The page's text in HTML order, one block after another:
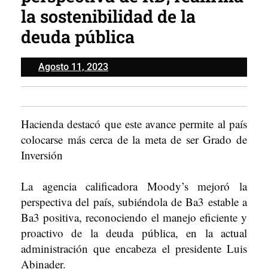
la sostenibilidad de la
deuda pública
Agosto 11, 2023Agosto
11,
Hacienda destacó que este avance permite al país
colocarse más cerca de la meta de ser Grado de
Inversión
La agencia calificadora Moody’s mejoró la
perspectiva del país, subiéndola de Ba3 estable a
Ba3 positiva, reconociendo el manejo eficiente y
proactivo de la deuda pública, en la actual
administración que encabeza el presidente Luis
Abinader.